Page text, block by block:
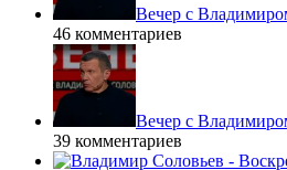
Вечер с
46 комментариев
Вечер с
39 комментариев